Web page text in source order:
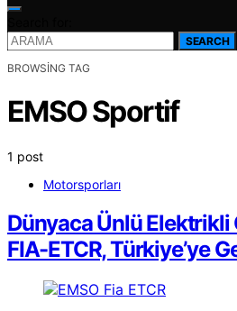
SEARCH
BROWSING TAG
EMSO Sportif
1 post
Motorsporları
Dünyaca Ünlü Elektrikli
FIA-ETCR, Türkiye’ye